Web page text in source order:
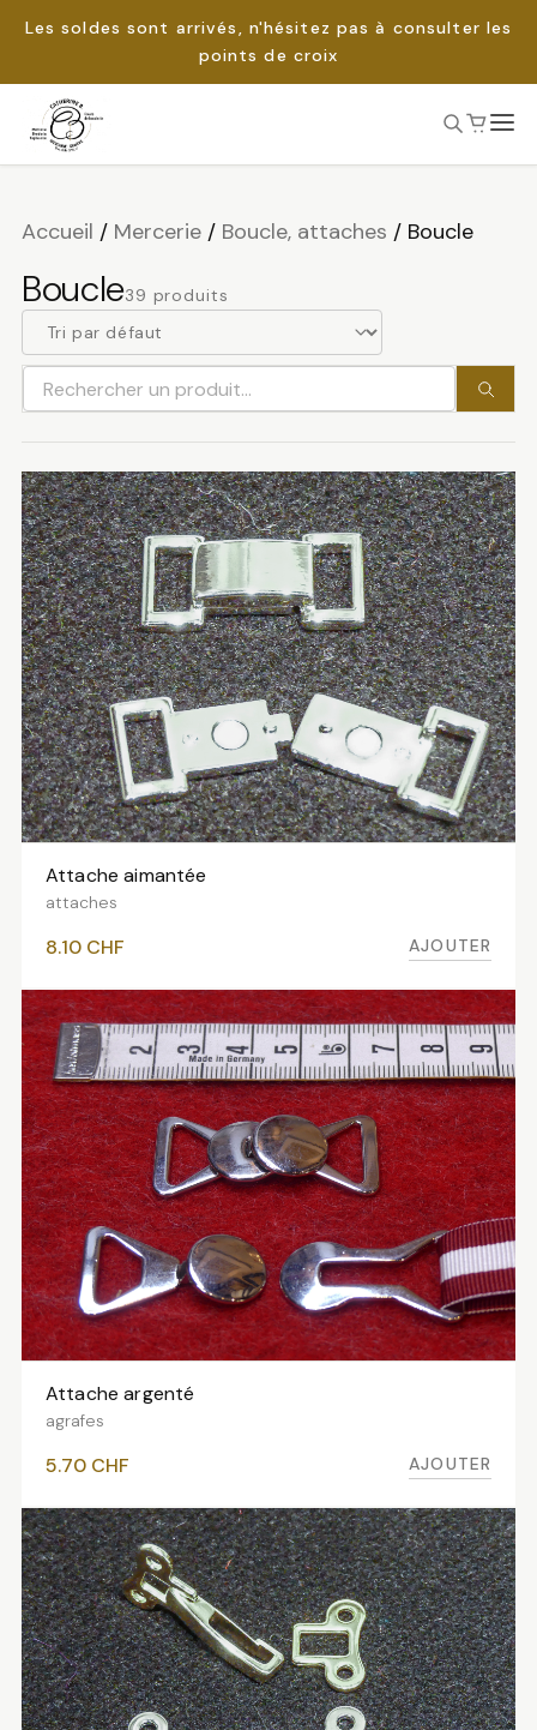
Les soldes sont arrivés, n'hésitez pas à consulter les
points de croix
Passer
Accueil / Mercerie/ Boucle, attaches / Boucle
Boucle39 produits
Rechercher
un
produit
AJOUTER AU PANIER
Attache aimantée
attaches
8.10 CHF AJOUTER
AJOUTER AU PANIER
Attache argenté
agrafes
5.70 CHF AJOUTER